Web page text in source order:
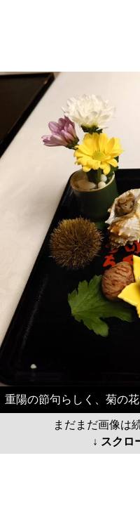
重陽の節句らしく、菊の
まだまだ画像は
↓ スクロ